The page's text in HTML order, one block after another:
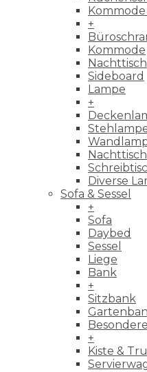
+
Kommode
Nachttisch
Sideboard
Lampe
+
Diverse
Sofa & Sessel
+
Sofa
Daybed
Sessel
Liege
Bank
+
Sitzbank
+
Kiste &